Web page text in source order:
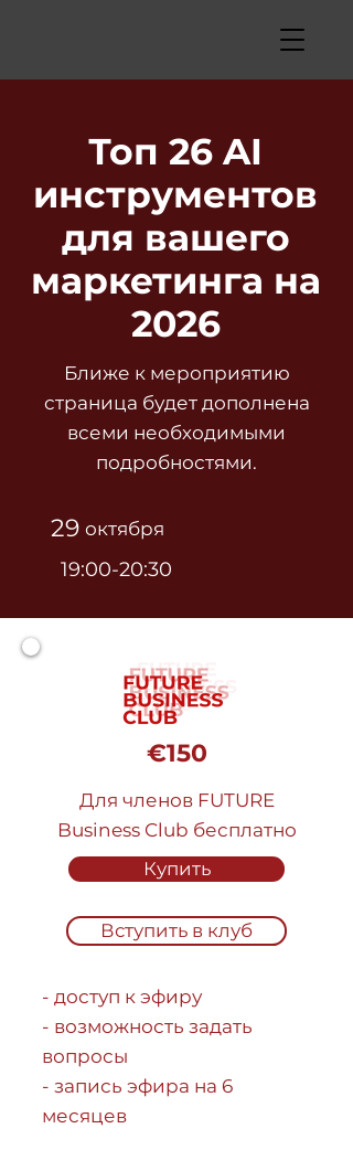
Топ 26 AI
инструментов
для вашего
маркетинга на
2026
Ближе к мероприятию
страница будет дополнена
всеми необходимыми
подробностями.
29 октября
19:00-20:30
€150
Для членов FUTURE
Business Club бесплатно
Купить
Вступить в клуб
- доступ к эфиру
- возможность задать
вопросы
- запись эфира на 6
месяцев